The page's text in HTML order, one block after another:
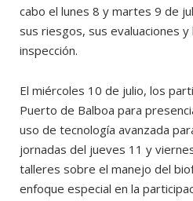
cabo el lunes 8 y martes 9 de
sus riesgos, sus evaluaciones
inspección.
El miércoles 10 de julio, los
Puerto de Balboa para
uso de tecnología avanzada
jornadas del jueves 11 y
talleres sobre el manejo del
enfoque especial en la